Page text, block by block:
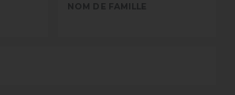
NOM DE FAMILLE